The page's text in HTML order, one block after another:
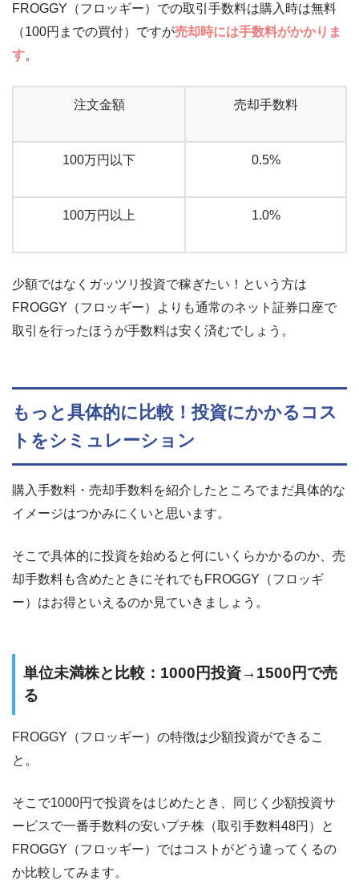
FROGGY（フロッギー）での取引手数料は購入時は無料
（100円までの買付）ですが売却時には手数料がかかりま
す。
注文金額 売却手数料
100万円以下 0.5%
100万円以上 1.0%
少額ではなくガッツリ投資で稼ぎたい！という方は
FROGGY（フロッギー）よりも通常のネット証券口座で
取引を行ったほうが手数料は安く済むでしょう。
もっと具体的に比較！投資にかかるコス
トをシミュレーション
購入手数料・売却手数料を紹介したところでまだ具体的な
イメージはつかみにくいと思います。
そこで具体的に投資を始めると何にいくらかかるのか、売
却手数料も含めたときにそれでも FROGGY（フロッギ
ー）はお得といえるのか見ていきましょう。
単位未満株と比較：1000円投資→1500円で売
る
FROGGY（フロッギー）の特徴は少額投資ができるこ
と。
そこで1000円で投資をはじめたとき、同じく少額投資サ
ービスで一番手数料の安いプチ株（取引手数料48円）と
FROGGY（フロッギー）ではコストがどう違ってくるの
か比較してみます。